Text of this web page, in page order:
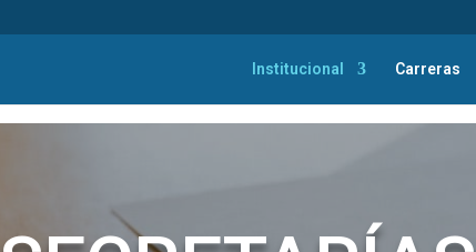
Institucional Carreras